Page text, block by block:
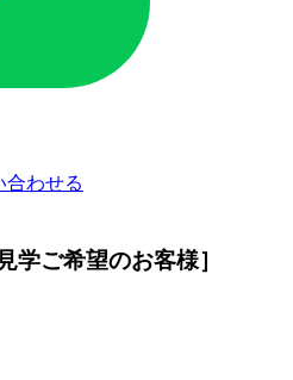
合わせる
学ご希望のお客様］